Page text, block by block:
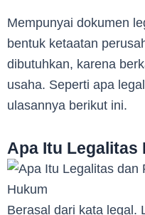
Mempunyai dokumen
bentuk ketaatan
dibutuhkan, karena
usaha. Seperti apa
ulasannya berikut ini.
Apa Itu Legalitas
Berasal dari kata legal.